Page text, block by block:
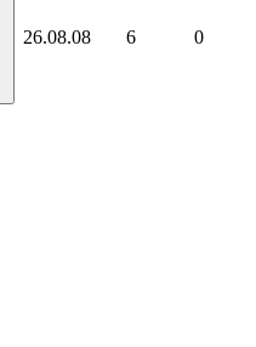
26.08.08 6 0